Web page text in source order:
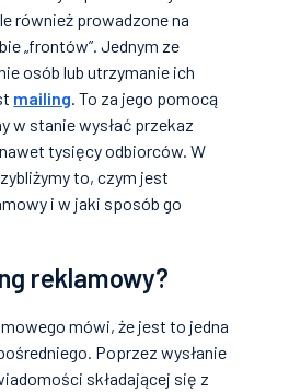
również prowadzone na
„frontów”. Jednym ze
osób lub utrzymanie ich
mailing. To za jego pomocą
w stanie wysłać przekaz
tysięcy odbiorców. W
to, czym jest
i w jaki sposób go
reklamowy?
mówi, że jest to jedna
Poprzez wysłanie
składającej się z